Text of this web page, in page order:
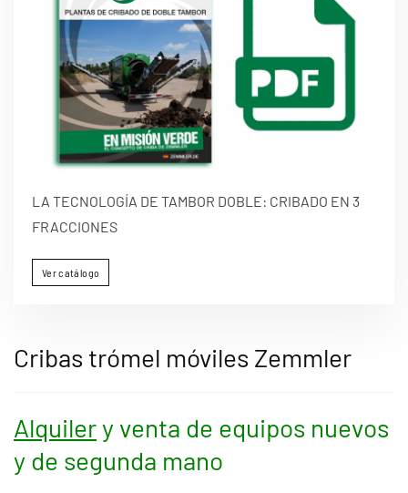
LA TECNOLOGÍA DE TAMBOR DOBLE: CRIBADO EN 3
FRACCIONES
Ver catálogo
Cribas trómel móviles Zemmler
Alquilery venta de equipos nuevos
y de segunda mano